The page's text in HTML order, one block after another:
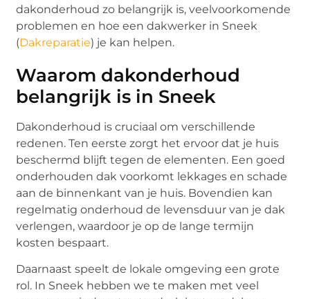
dakonderhoud zo belangrijk is, veelvoorkomende
problemen en hoe een dakwerker in Sneek
(Dakreparatie) je kan helpen.
Waarom dakonderhoud
belangrijk is in Sneek
Dakonderhoud is cruciaal om verschillende
redenen. Ten eerste zorgt het ervoor dat je huis
beschermd blijft tegen de elementen. Een goed
onderhouden dak voorkomt lekkages en schade
aan de binnenkant van je huis. Bovendien kan
regelmatig onderhoud de levensduur van je dak
verlengen, waardoor je op de lange termijn
kosten bespaart.
Daarnaast speelt de lokale omgeving een grote
rol. In Sneek hebben we te maken met veel